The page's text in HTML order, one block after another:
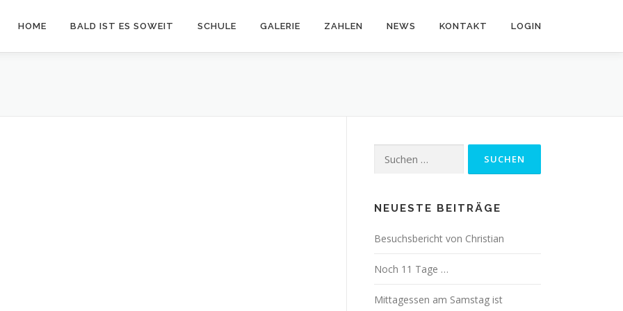
HOME BALD IST ES SOWEIT SCHULE GALERIE ZAHLEN NEWS KONTAKT LOGIN
nach:
NEUESTE BEITRÄGE
Besuchsbericht von Christian
Noch 11 Tage …
Mittagessen am Samstag ist